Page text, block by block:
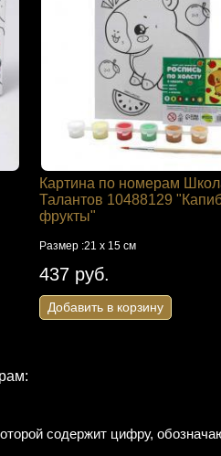
Картина по номерам
Талантов 10488129
фрукты"
Размер :21 х 15 см
437 руб.
Добавить в корзину
содержит цифру,